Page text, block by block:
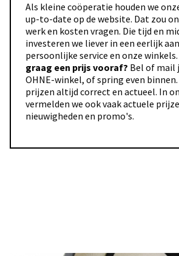
Als kleine coöperatie houden we
up-to-date op de website. Dat zou
werk en kosten vragen. Die tijd en
investeren we liever in een eerlijk
persoonlijke service en onze winkels.
graag een prijs vooraf? Bel of mail
OHNE-winkel, of spring even
prijzen altijd correct en actueel. In
vermelden we ook vaak actuele
nieuwigheden en promo's.